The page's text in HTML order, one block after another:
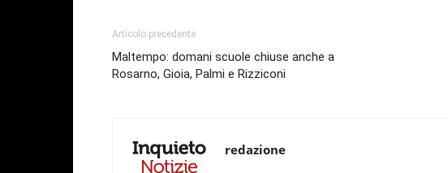
Articolo precedente
Maltempo: domani scuole chiuse anche a
Rosarno, Gioia, Palmi e Rizziconi
redazione